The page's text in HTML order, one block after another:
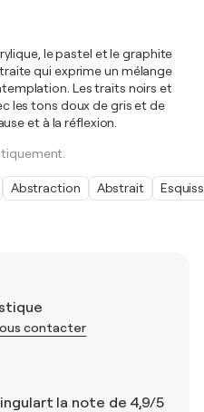
contacter
la note de 4,9/5
le pastel et le graphite
qui exprime un mélange
Les traits noirs et
les tons doux de gris et de
et à la réflexion.
Abstraction Abstrait